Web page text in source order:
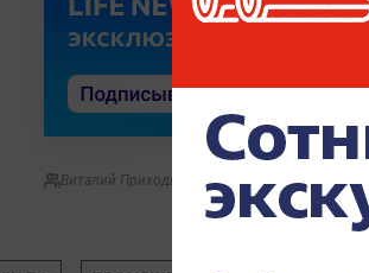
Виталий Приходько